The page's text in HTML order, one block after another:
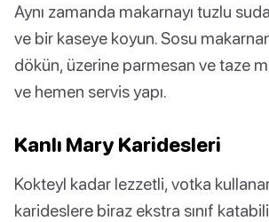
Aynı zamanda makarnayı tuzlu
ve bir kaseye koyun. Sosu
dökün, üzerine parmesan ve taze
ve hemen servis yapı.
Kanlı Mary Karidesleri
Kokteyl kadar lezzetli, votka
karideslere biraz ekstra sınıf